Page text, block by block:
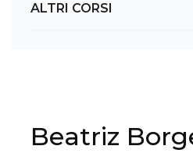
ALTRI CORSI
Beatriz